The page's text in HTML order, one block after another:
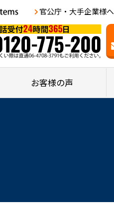
官公庁・大手企業様へ
お客様の声